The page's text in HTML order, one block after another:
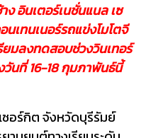
ง อินเตอร์เนชั่นแนล เซ
เทนเนอร์รถแข่งโมโตจี
ยมลงทดสอบช่วงวินเทอร์
วันที่ 16-18 กุมภาพันธ์นี้
อร์กิต จังหวัดบุรีรัมย์